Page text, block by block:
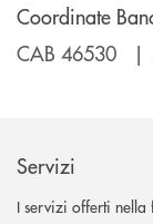
Coordinate
CAB 46530 |
Servizi
I servizi offerti